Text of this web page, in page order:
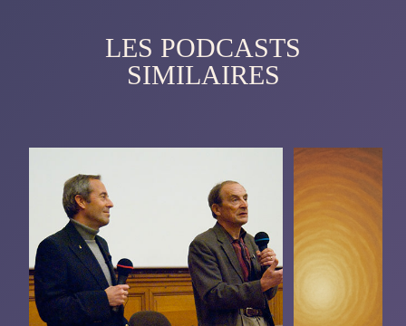
LES PODCASTS
SIMILAIRES